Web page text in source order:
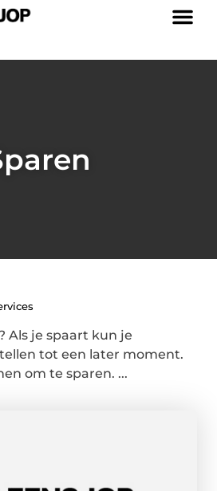
Als je spaart kun je
tot een later moment.
om te sparen. ...